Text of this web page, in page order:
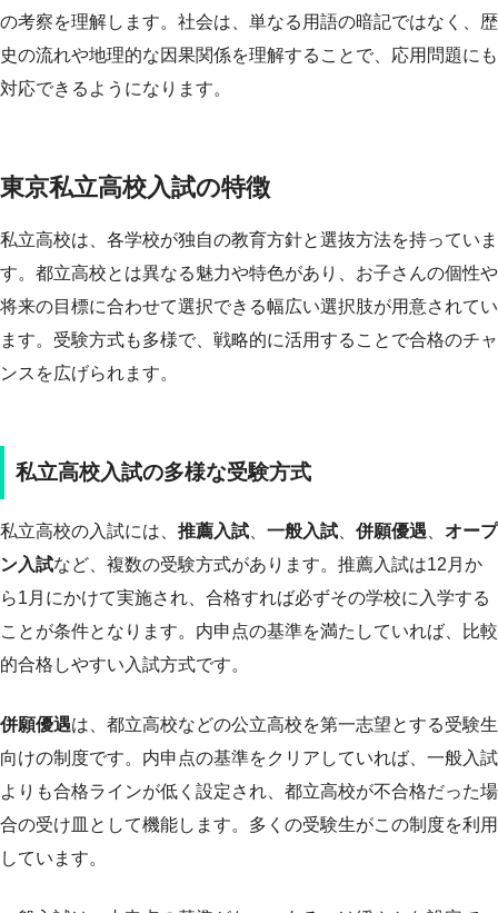
の考察を理解します。社会は、単なる用語の暗記ではなく、歴
史の流れや地理的な因果関係を理解することで、応用問題にも
対応できるようになります。
東京私立高校入試の特徴
私立高校は、各学校が独自の教育方針と選抜方法を持っていま
す。都立高校とは異なる魅力や特色があり、お子さんの個性や
将来の目標に合わせて選択できる幅広い選択肢が用意されてい
ます。受験方式も多様で、戦略的に活用することで合格のチャ
ンスを広げられます。
私立高校入試の多様な受験方式
私立高校の入試には、 推薦入試 一般入試 併願優遇
オープ
ン入試など、複数の受験方式があります。推薦入試は12月か
ら1月にかけて実施され、合格すれば必ずその学校に入学する
ことが条件となります。内申点の基準を満たしていれば、比較
的合格しやすい入試方式です。
併願優遇は、都立高校などの公立高校を第一志望とする受験生
向けの制度です。内申点の基準をクリアしていれば、一般入試
よりも合格ラインが低く設定され、都立高校が不合格だった場
合の受け皿として機能します。多くの受験生がこの制度を利用
しています。